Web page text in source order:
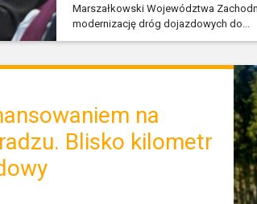
Marszałkowski Województwa
modernizację dróg dojazdowych do...
na
Blisko kilometr